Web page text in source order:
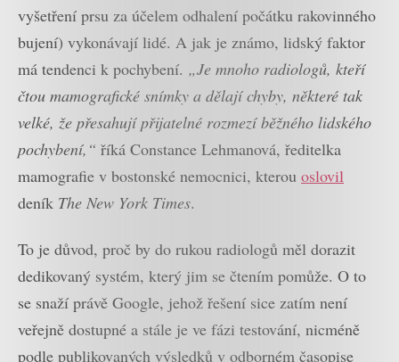
vyšetření prsu za účelem odhalení počátku rakovinného
bujení) vykonávají lidé. A jak je známo, lidský faktor
má tendenci k pochybení. „Je mnoho radiologů, kteří
čtou mamografické snímky a dělají chyby, některé tak
velké, že přesahují přijatelné rozmezí běžného lidského
pochybení,“ říká Constance Lehmanová, ředitelka
mamografie v bostonské nemocnici, kterou oslovil
deník The New York Times.
To je důvod, proč by do rukou radiologů měl dorazit
dedikovaný systém, který jim se čtením pomůže. O to
se snaží právě Google, jehož řešení sice zatím není
veřejně dostupné a stále je ve fázi testování, nicméně
podle publikovaných výsledků v odborném časopise